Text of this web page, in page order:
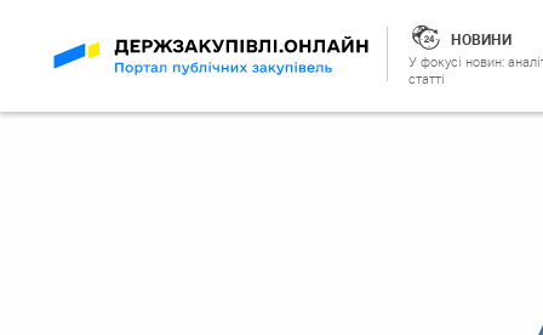
НОВИНИ
У фокусі новин:
статті